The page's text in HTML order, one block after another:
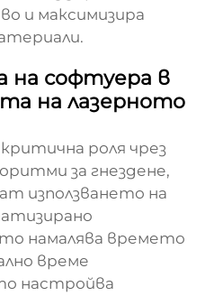
и максимизира
на софтуера в
на лазерното
роля чрез
за гнездене,
използването на
намалява времето
време
настройва